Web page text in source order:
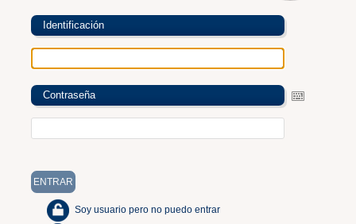
Identificación
Contraseña
Soy usuario pero no puedo entrar